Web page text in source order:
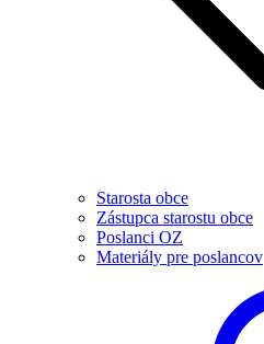
Starosta obce
Zástupca starostu obce
Poslanci OZ
Materiály pre poslancov